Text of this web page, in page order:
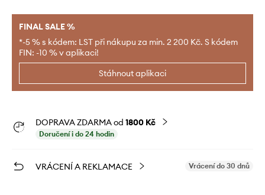
FINAL SALE %
*-5 % s kódem: LST při nákupu za min. 2 200 Kč. S kódem
FIN: -10 % v aplikaci!
Stáhnout aplikaci
DOPRAVA ZDARMA od 1800 Kč
Doručení i do 24 hodin
VRÁCENÍ A REKLAMACE Vrácení do 30 dnů